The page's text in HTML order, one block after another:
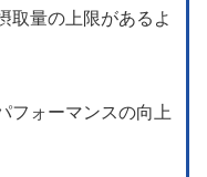
取量の上限があるよ
フォーマンスの向上